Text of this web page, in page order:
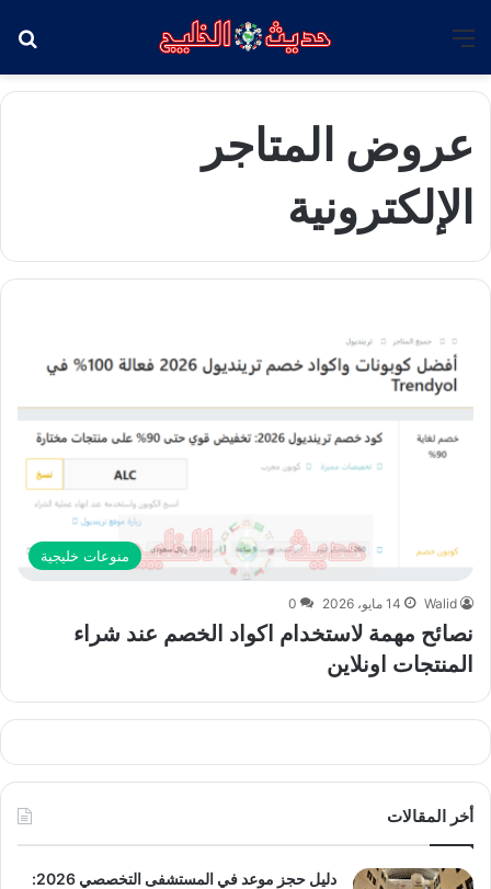
عروض المتاجر
الإلكترونية
منوعات خليجية
Walid 14 مايو، 2026 0
نصائح مهمة لاستخدام اكواد الخصم عند شراء
المنتجات اونلاين
أخر المقالات
دليل حجز موعد في المستشفى التخصصي 2026: